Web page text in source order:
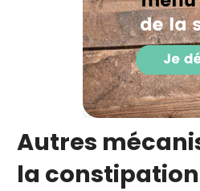
Autres
la constipation